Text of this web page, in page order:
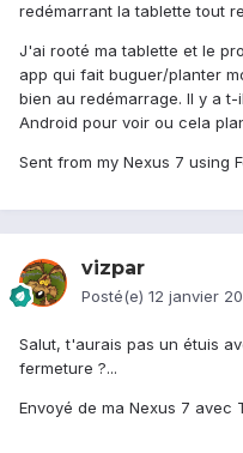
redémarrant la tablette tout
J'ai rooté ma tablette et le
app qui fait buguer/planter
bien au redémarrage. Il y a
Android pour voir ou cela
Sent from my Nexus 7 using
vizpar
Posté(e) 12 janvier
Salut, t'aurais pas un étuis
fermeture ?...
Envoyé de ma Nexus 7 avec